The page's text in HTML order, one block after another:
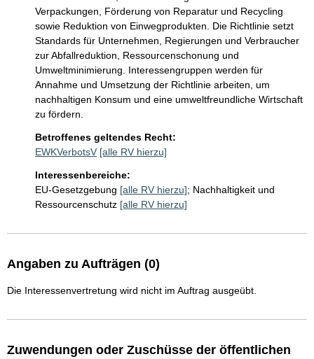
Verpackungen, Förderung von Reparatur und Recycling
sowie Reduktion von Einwegprodukten. Die Richtlinie setzt
Standards für Unternehmen, Regierungen und Verbraucher
zur Abfallreduktion, Ressourcenschonung und
Umweltminimierung. Interessengruppen werden für
Annahme und Umsetzung der Richtlinie arbeiten, um
nachhaltigen Konsum und eine umweltfreundliche Wirtschaft
zu fördern.
Betroffenes geltendes Recht:
EWKVerbotsV [alle RV hierzu]
Interessenbereiche:
EU-Gesetzgebung [alle RV hierzu]; Nachhaltigkeit und
Ressourcenschutz [alle RV hierzu]
Angaben zu Aufträgen (0)
Die Interessenvertretung wird nicht im Auftrag ausgeübt.
Zuwendungen oder Zuschüsse der öffentlichen